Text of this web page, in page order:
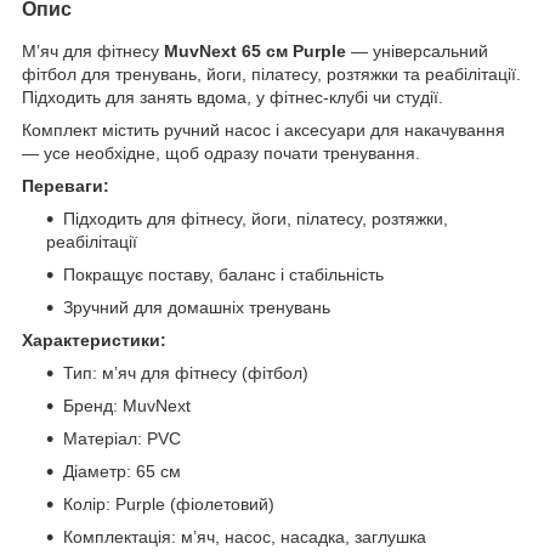
Опис
М’яч для фітнесу MuvNext 65 см Purple — універсальний
фітбол для тренувань, йоги, пілатесу, розтяжки та реабілітації.
Підходить для занять вдома, у фітнес-клубі чи студії.
Комплект містить ручний насос і аксесуари для накачування
— усе необхідне, щоб одразу почати тренування.
Переваги:
Підходить для фітнесу, йоги, пілатесу, розтяжки,
реабілітації
Покращує поставу, баланс і стабільність
Зручний для домашніх тренувань
Характеристики:
Тип: м’яч для фітнесу (фітбол)
Бренд: MuvNext
Матеріал: PVC
Діаметр: 65 см
Колір: Purple (фіолетовий)
Комплектація: м’яч, насос, насадка, заглушка